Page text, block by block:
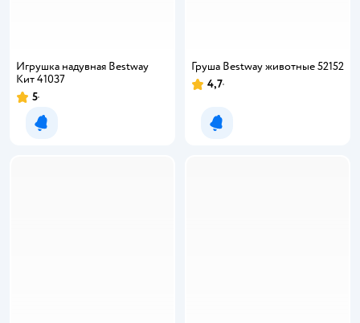
Игрушка надувная Bestway
Кит 41037
Рейтинг:
5
Уведомить о появлении
Груша Bestway животные 52152
Рейтинг:
4,7
Уведомить о появлении